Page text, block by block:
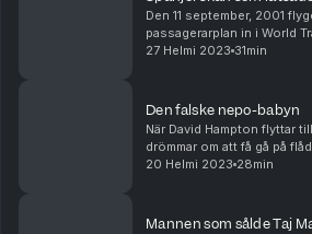
Den 11 september, 2001
passagerarplan in i World
York. Förödelsen är total.
27 Helmi 2023 31min
Den falske nepo-babyn
När David Hampton flyttar
drömmar om att få gå på
och att slå igenom som
20 Helmi 2023 28min
Mannen som sålde Taj